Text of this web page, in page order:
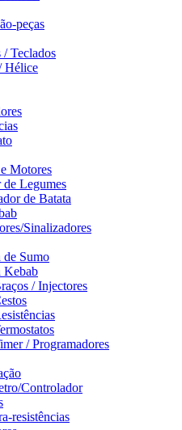
peças
Teclados
Hélice
Motores
de Legumes
de Batata
Sinalizadores
Sumo
Kebab
/ Injectores
/ Programadores
Controlador
resistências